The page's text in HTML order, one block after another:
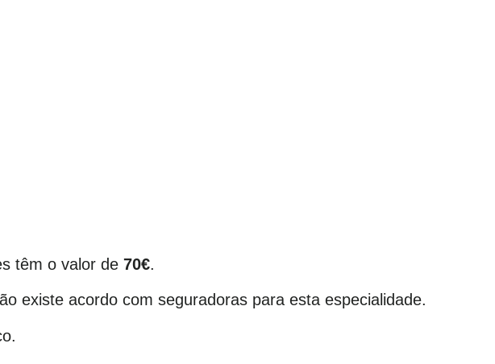
têm o valor de 70€.
existe acordo com seguradoras para esta especialidade.